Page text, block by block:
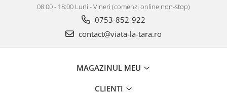
08:00 - 18:00 Luni - Vineri (comenzi online non-stop)
0753-852-922
contact@viata-la-tara.ro
MAGAZINUL MEU
CLIENTI